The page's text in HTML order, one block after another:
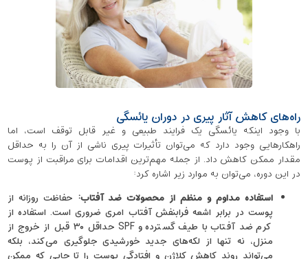
راه‌های کاهش آثار پیری در دوران یائسگی
با وجود اینکه یائسگی یک فرایند طبیعی و غیر قابل توقف است، اما
راهکارهایی وجود دارد که می‌توان تأثیرات پیری ناشی از آن را به حداقل
مقدار ممکن کاهش داد. از جمله مهم‌ترین اقدامات برای مراقبت از پوست
در این دوره، می‌توان به موارد زیر اشاره کرد:
استفاده مداوم و منظم از محصولات ضد آفتاب: حفاظت روزانه از
پوست در برابر اشعه فرابنفش آفتاب امری ضروری است. استفاده از
کرم ضد آفتاب با طیف‌ گسترده و SPF حداقل ۳۰ قبل از خروج از
منزل، نه ‌تنها از لکه‌های جدید خورشیدی جلوگیری می‌کند، بلکه